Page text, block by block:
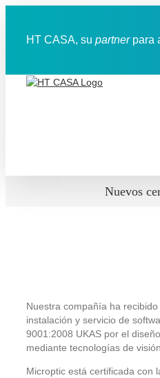
contenidoHT CASA, su partnerpara
Nuevos
Nuestra compañía ha
instalación y servicio de
9001:2008 UKAS por el
mediante tecnologías de
Microptic está certificada con